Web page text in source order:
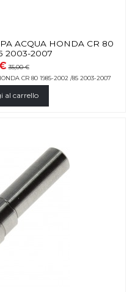
ACQUA HONDA CR 80
2003-2007
35,00 €
CR 80 1985-2002 /85 2003-2007
al carrello